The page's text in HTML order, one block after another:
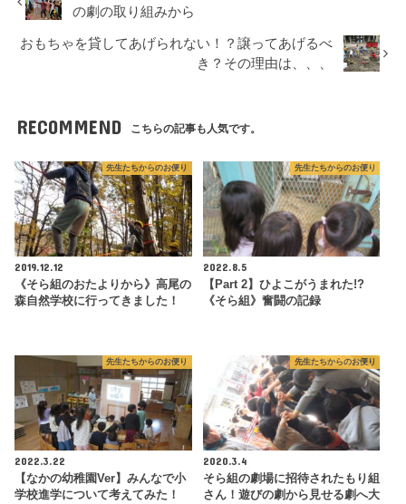
の劇の取り組みから
おもちゃを貸してあげられない！？譲ってあげるべ
き？その理由は、、、
RECOMMEND こちらの記事も人気です。
先生たちからのお便り
2019.12.12
《そら組のおたよりから》高尾の
森自然学校に行ってきました！
先生たちからのお便り
2022.8.5
【Part 2】ひよこがうまれた!?
《そら組》奮闘の記録
先生たちからのお便り
2022.3.22
【なかの幼稚園Ver】みんなで小
学校進学について考えてみた！
先生たちからのお便り
2020.3.4
そら組の劇場に招待されたもり組
さん！遊びの劇から見せる劇へ大